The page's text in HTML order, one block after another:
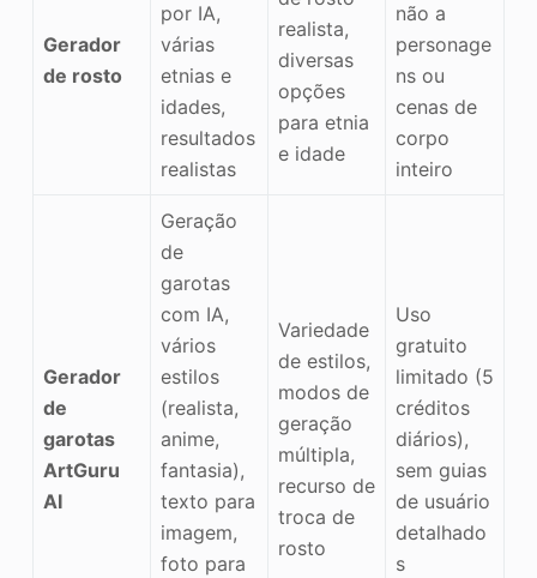
Gerador
de rosto
por IA,
várias
etnias e
idades,
resultados
realistas
realista,
diversas
opções
para etnia
e idade
não a
personage
ns ou
cenas de
corpo
inteiro
Gerador
de
garotas
ArtGuru
AI
Geração
de
garotas
com IA,
vários
estilos
(realista,
anime,
fantasia),
texto para
imagem,
foto para
Variedade
de estilos,
modos de
geração
múltipla,
recurso de
troca de
rosto
Uso
gratuito
limitado (5
créditos
diários),
sem guias
de usuário
detalhado
s